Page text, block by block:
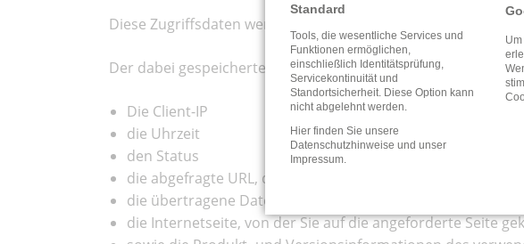
Diese Zugriffsdaten werden in einer Protokolldatei, dem
Der dabei gespeicherte Datensatz enthält die folgenden
Die Client-IP
die Uhrzeit
den Status
die abgefragte URL, die Ihr Browser an den Server gestellt
die übertragene Datenmenge
die Internetseite, von der Sie auf die angeforderte Seite
Standard
Tools, die wesentliche Services und
Funktionen ermöglichen,
einschließlich Identitätsprüfung,
Servicekontinuität und
Standortsicherheit. Diese Option kann
nicht abgelehnt werden.
Hier finden Sie unsere
Datenschutzhinweise und unser
Impressum.